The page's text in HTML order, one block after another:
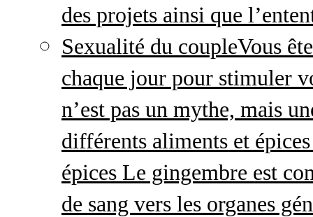
des projets ainsi que
Sexualité du coupleVous
chaque jour pour stimuler
n’est pas un mythe, mais
différents aliments et
épices Le gingembre est
de sang vers les organes